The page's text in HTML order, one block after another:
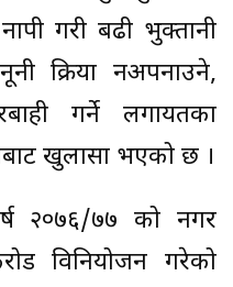
गरी बढी भुक्तानी
प्रक्रिया नअपनाउने,
गर्ने लगायतका
खुलासा भएको छ ।
२०७६/७७ को नगर
विनियोजन गरेको